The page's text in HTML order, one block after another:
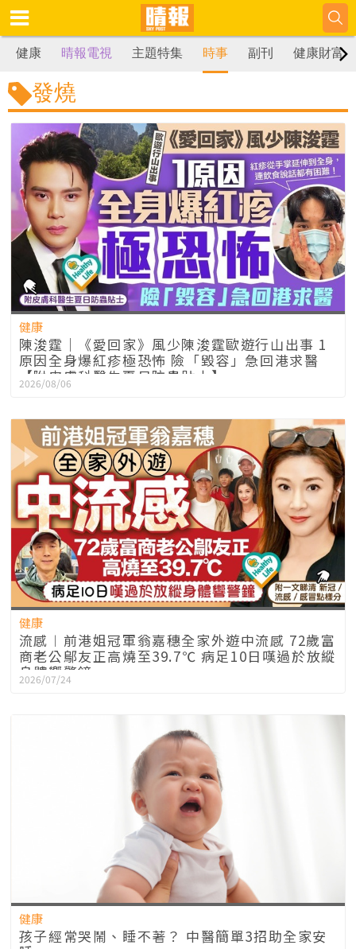
健康 晴報電視 主題特集 時事 副刊 健康財富
發燒
健康
陳浚霆｜《愛回家》風少陳浚霆歐遊行山出事 1
原因全身爆紅疹極恐怖 險「毀容」急回港求醫
【附皮膚科醫生夏日防蟲貼士】
2026/08/06
健康
流感︱前港姐冠軍翁嘉穗全家外遊中流感 72歲富
商老公鄔友正高燒至39.7℃ 病足10日嘆過於放縱
身體響警鐘
2026/07/24
健康
孩子經常哭鬧、睡不著？ 中醫簡單3招助全家安